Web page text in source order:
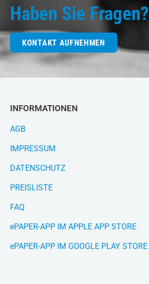
Haben Sie Fragen?
KONTAKT AUFNEHMEN
INFORMATIONEN
AGB
IMPRESSUM
DATENSCHUTZ
PREISLISTE
FAQ
ePAPER-APP IM APPLE APP STORE
ePAPER-APP IM GOOGLE PLAY STORE